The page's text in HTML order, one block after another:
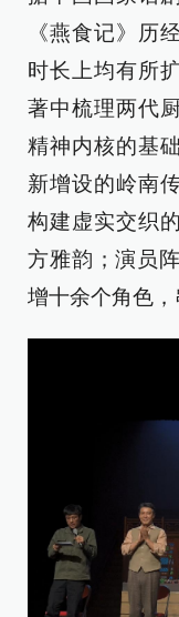
《燕食记》历
时长上均有所
著中梳理两代
精神内核的基
新增设的岭南
构建虚实交织
方雅韵；演员
增十余个角色，